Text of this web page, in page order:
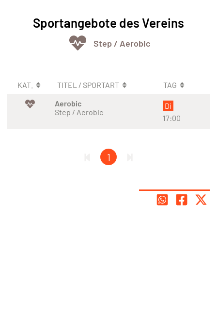
Sportangebote des Vereins
Step / Aerobic
KAT. TITEL / SPORTART
TAG
Aerobic
Step / Aerobic
Di
17:00
1